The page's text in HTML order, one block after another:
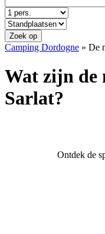
Zoek op
Camping Dordogne » De
Wat zijn de
Sarlat?
Ontdek de